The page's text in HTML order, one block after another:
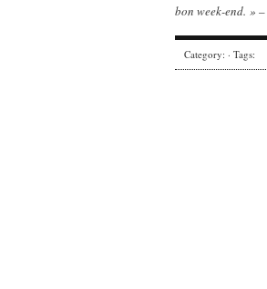
bon week-end. » –
Category: · Tags: